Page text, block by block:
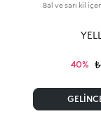
Bal ve sarı kil
40%